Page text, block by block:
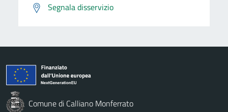
Segnala disservizio
Comune di Calliano Monferrato